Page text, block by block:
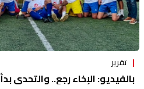
تقرير
بالفيديو: الإخاء رجع.. والتحدي بدأ